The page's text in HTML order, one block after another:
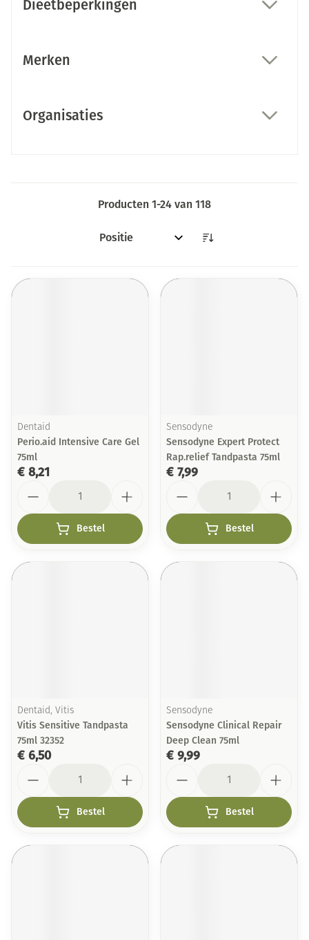
Dieetbeperkingen
Merken
Organisaties
Producten 1-24 van 118
Sorteer op:
Dentaid
Perio.aid Intensive Care Gel
75ml
€ 8,21
Bestel
Sensodyne
Sensodyne Expert Protect
Rap.relief Tandpasta 75ml
€ 7,99
Bestel
Dentaid, Vitis
Vitis Sensitive Tandpasta
75ml 32352
€ 6,50
Bestel
Sensodyne
Sensodyne Clinical Repair
Deep Clean 75ml
€ 9,99
Bestel